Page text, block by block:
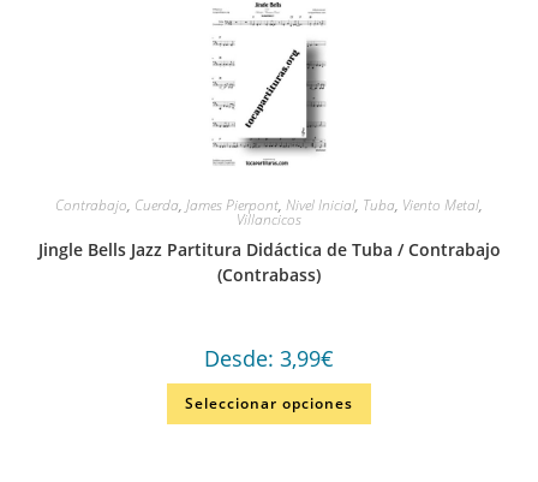
Contrabajo, Cuerda, James Pierpont, Nivel Inicial, Tuba, Viento Metal,
Villancicos
Jingle Bells Jazz Partitura Didáctica de Tuba / Contrabajo
(Contrabass)
Desde: 3,99€
Seleccionar opciones